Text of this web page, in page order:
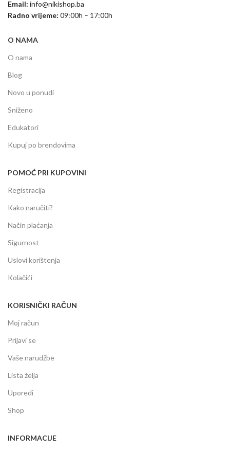
Email: info@nikishop.ba
Radno vrijeme: 09:00h – 17:00h
O NAMA
O nama
Blog
Novo u ponudi
Sniženo
Edukatori
Kupuj po brendovima
POMOĆ PRI KUPOVINI
Registracija
Kako naručiti?
Način plaćanja
Sigurnost
Uslovi korištenja
Kolačići
KORISNIČKI RAČUN
Moj račun
Prijavi se
Vaše narudžbe
Lista želja
Uporedi
Shop
INFORMACIJE